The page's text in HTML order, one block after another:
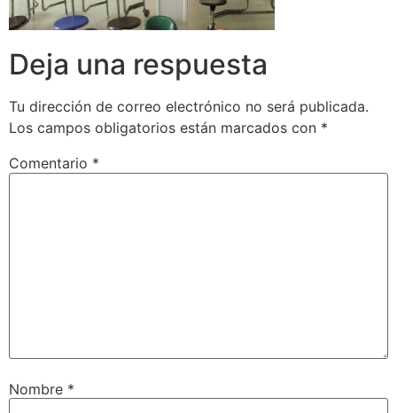
Deja una respuesta
Tu dirección de correo electrónico no será publicada.
Los campos obligatorios están marcados con *
Comentario *
Nombre *